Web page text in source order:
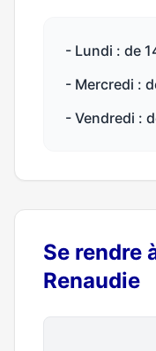
- Lundi : de
- Mercredi :
- Vendredi :
Se rendre
Renaudie